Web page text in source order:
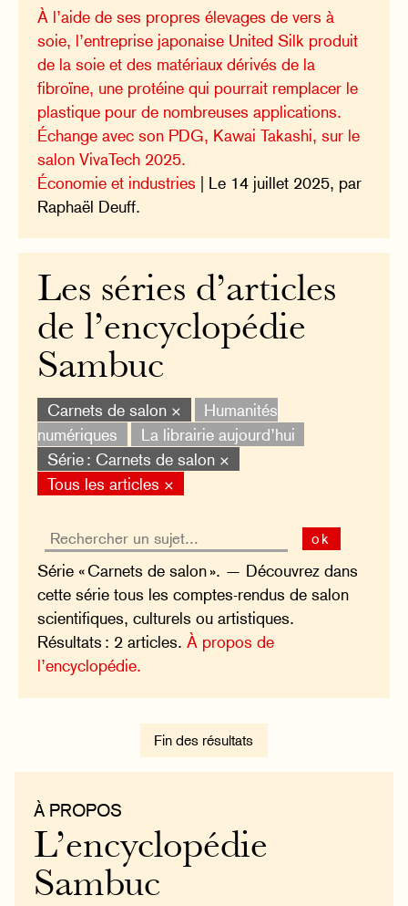
À l’aide de ses propres élevages de vers à
soie, l’entreprise japonaise United Silk produit
de la soie et des matériaux dérivés de la
fibroïne, une protéine qui pourrait remplacer le
plastique pour de nombreuses applications.
Échange avec son PDG, Kawai Takashi, sur le
salon VivaTech 2025.
Économie et industries | Le 14 juillet 2025, par
Raphaël Deuff.
Les séries d’articles
de l’encyclopédie
Sambuc
Carnets de salon ×
Humanités
numériques
La librairie aujourd’hui
Série : Carnets de salon ×
Tous les articles ×
ok
Série « Carnets de salon ». — Découvrez dans
cette série tous les comptes-rendus de salon
scientifiques, culturels ou artistiques.
Résultats : 2 articles.À propos de
l’encyclopédie.
Fin des résultats
À PROPOS
L’encyclopédie
Sambuc